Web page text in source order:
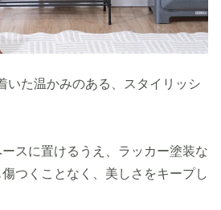
いた温かみのある、スタイリッシ
スに置けるうえ、ラッカー塗装な
つくことなく、美しさをキープし